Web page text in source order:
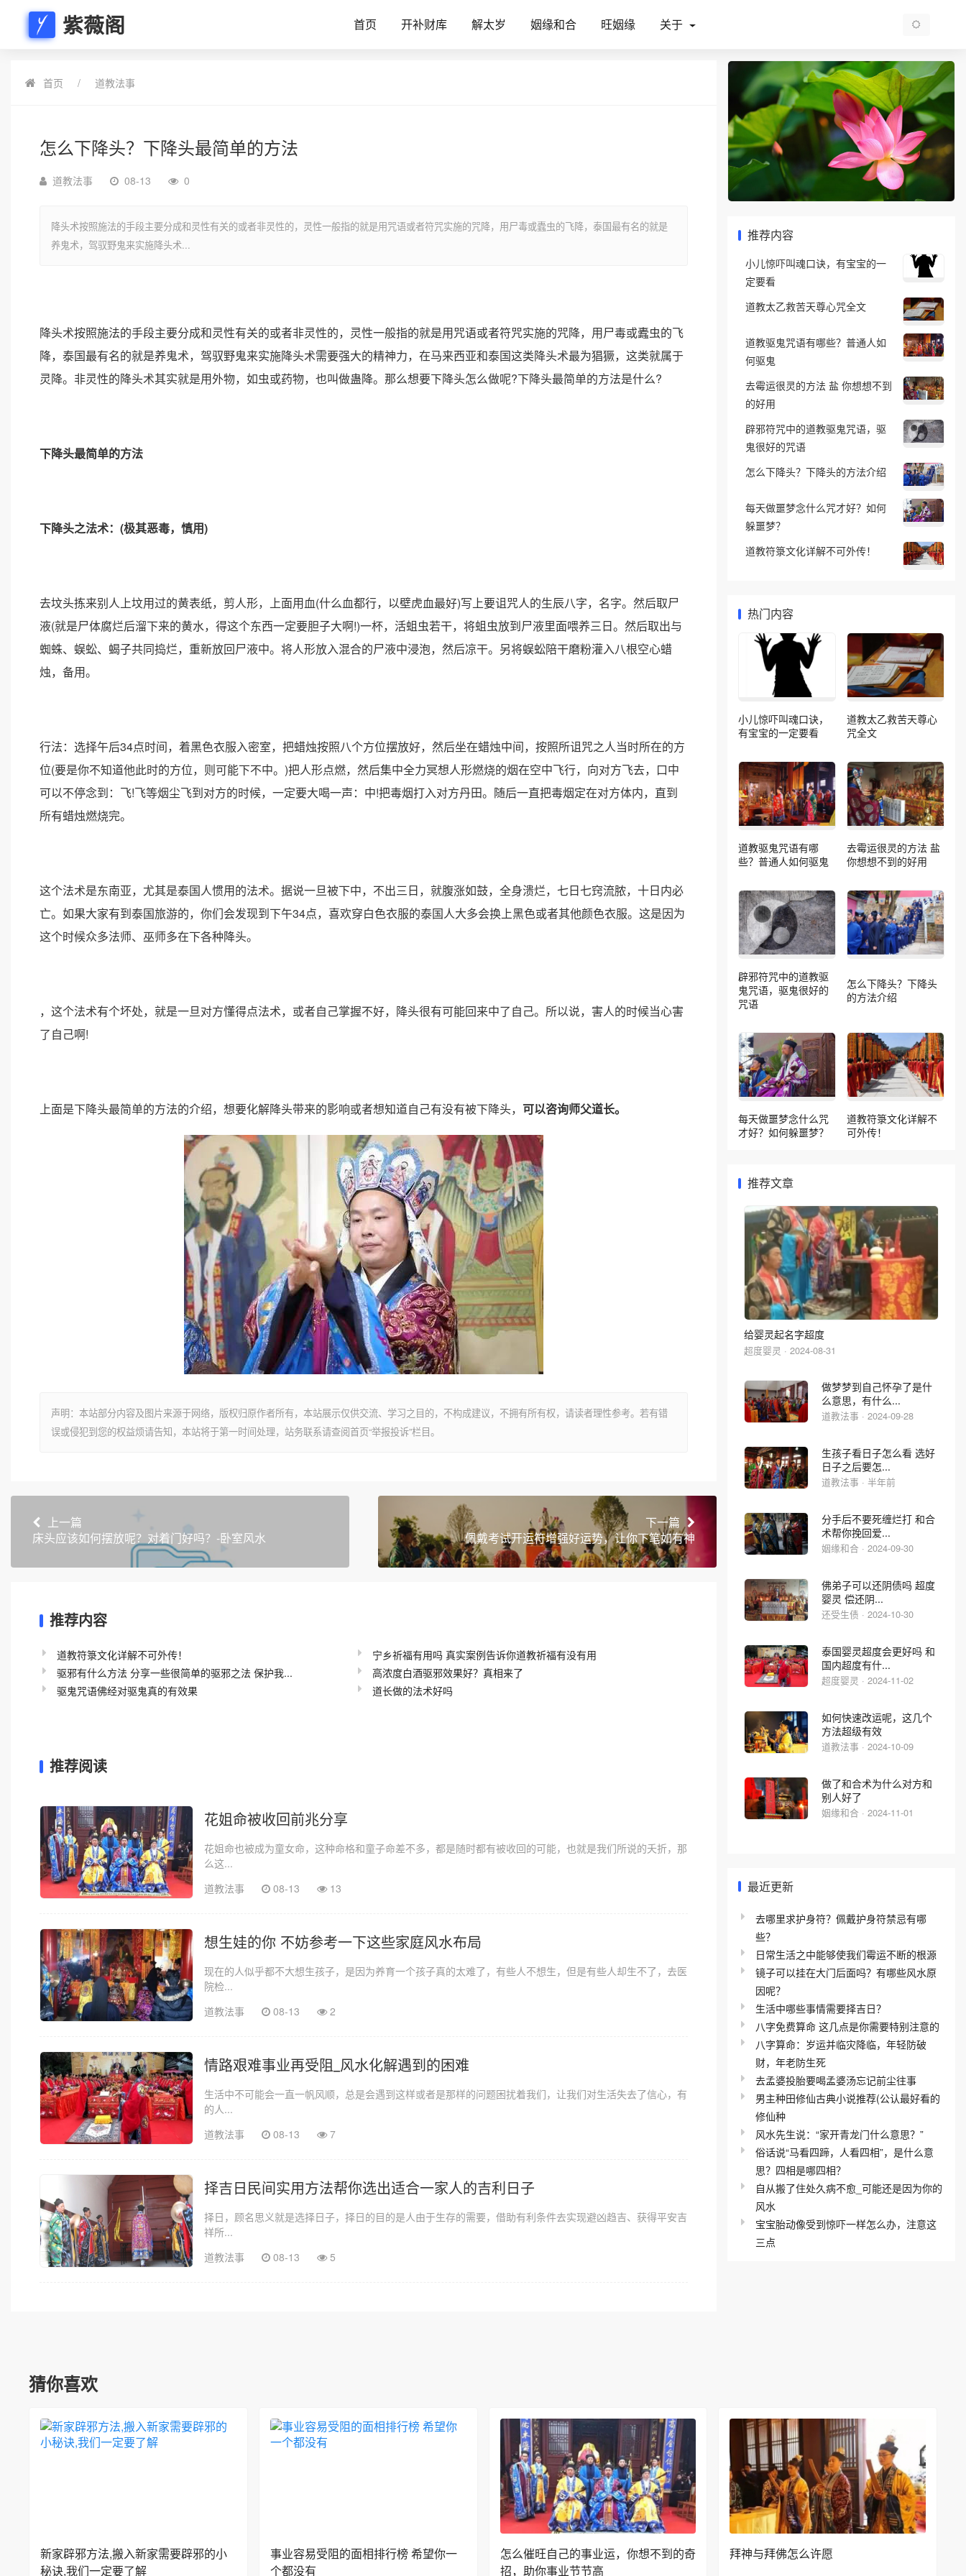
紫薇阁 首页 开补财库 解太岁 姻缘和合 旺姻缘 关于
首页 道教法事
怎么下降头？下降头最简单的方法
道教法事 08-13 0
降头术按照施法的手段主要分成和灵性有关的或者非灵性的，灵性一般指的就是用咒语或者符咒实施的咒降，用尸毒或蠹虫的飞降，泰国最有名的就是
养鬼术，驾驭野鬼来实施降头术...
降头术按照施法的手段主要分成和灵性有关的或者非灵性的，灵性一般指的就是用咒语或者符咒实施的咒降，用尸毒或蠹虫的飞
降，泰国最有名的就是养鬼术，驾驭野鬼来实施降头术需要强大的精神力，在马来西亚和泰国这类降头术最为猖獗，这类就属于
灵降。非灵性的降头术其实就是用外物，如虫或药物，也叫做蛊降。那么想要下降头怎么做呢?下降头最简单的方法是什么?
下降头最简单的方法
下降头之法术：(极其恶毒，慎用)
去坟头拣来别人上坟用过的黄表纸，剪人形，上面用血(什么血都行，以壁虎血最好)写上要诅咒人的生辰八字，名字。然后取尸
液(就是尸体腐烂后溜下来的黄水，得这个东西一定要胆子大啊!)一杯，活蛆虫若干，将蛆虫放到尸液里面喂养三日。然后取出与
蜘蛛、蜈蚣、蝎子共同捣烂，重新放回尸液中。将人形放入混合的尸液中浸泡，然后凉干。另将蜈蚣陪干磨粉灌入八根空心蜡
烛，备用。
行法：选择午后34点时间，着黑色衣服入密室，把蜡烛按照八个方位摆放好，然后坐在蜡烛中间，按照所诅咒之人当时所在的方
位(要是你不知道他此时的方位，则可能下不中。)把人形点燃，然后集中全力冥想人形燃烧的烟在空中飞行，向对方飞去，口中
可以不停念到：飞!飞等烟尘飞到对方的时候，一定要大喝一声：中!把毒烟打入对方丹田。随后一直把毒烟定在对方体内，直到
所有蜡烛燃烧完。
这个法术是东南亚，尤其是泰国人惯用的法术。据说一旦被下中，不出三日，就腹涨如鼓，全身溃烂，七日七窍流脓，十日内必
亡。如果大家有到泰国旅游的，你们会发现到下午34点，喜欢穿白色衣服的泰国人大多会换上黑色或者其他颜色衣服。这是因为
这个时候众多法师、巫师多在下各种降头。
，这个法术有个坏处，就是一旦对方懂得点法术，或者自己掌握不好，降头很有可能回来中了自己。所以说，害人的时候当心害
了自己啊!
上面是下降头最简单的方法的介绍，想要化解降头带来的影响或者想知道自己有没有被下降头， 可以咨询师父道长。
声明：本站部分内容及图片来源于网络，版权归原作者所有，本站展示仅供交流、学习之目的，不构成建议，不拥有所有权，请读者理性参考。若有错
误或侵犯到您的权益烦请告知，本站将于第一时间处理，站务联系请查阅首页“举报投诉”栏目。
上一篇
床头应该如何摆放呢？对着门好吗？-卧室风水
下一篇
佩戴考试开运符增强好运势，让你下笔如有神
推荐内容
道教符箓文化详解不可外传！
宁乡祈福有用吗 真实案例告诉你道教祈福有没有用
驱邪有什么方法 分享一些很简单的驱邪之法 保护我...
高浓度白酒驱邪效果好？真相来了
驱鬼咒语佛经对驱鬼真的有效果
道长做的法术好吗
推荐阅读
花姐命被收回前兆分享
花姐命也被成为童女命，这种命格和童子命差不多，都是随时都有被收回的可能，也就是我们所说的夭折，那
么这...
道教法事
08-13 13
想生娃的你 不妨参考一下这些家庭风水布局
现在的人似乎都不大想生孩子，是因为养育一个孩子真的太难了，有些人不想生，但是有些人却生不了，去医
院检...
道教法事
08-13 2
情路艰难事业再受阻_风水化解遇到的困难
生活中不可能会一直一帆风顺，总是会遇到这样或者是那样的问题困扰着我们，让我们对生活失去了信心，有
的人...
道教法事
08-13 7
择吉日民间实用方法帮你选出适合一家人的吉利日子
择日，顾名思义就是选择日子，择日的目的是人由于生存的需要，借助有利条件去实现避凶趋吉、获得平安吉
祥所...
道教法事
08-13 5
推荐内容
小儿惊吓叫魂口诀，有宝宝的一
定要看
道教太乙救苦天尊心咒全文
道教驱鬼咒语有哪些？普通人如
何驱鬼
去霉运很灵的方法 盐 你想想不到
的好用
辟邪符咒中的道教驱鬼咒语，驱
鬼很好的咒语
怎么下降头？下降头的方法介绍
每天做噩梦念什么咒才好？如何
躲噩梦？
道教符箓文化详解不可外传！
热门内容
小儿惊吓叫魂口诀，
有宝宝的一定要看
道教太乙救苦天尊心
咒全文
道教驱鬼咒语有哪
些？普通人如何驱鬼
去霉运很灵的方法 盐
你想想不到的好用
辟邪符咒中的道教驱
鬼咒语，驱鬼很好的
咒语
怎么下降头？下降头
的方法介绍
每天做噩梦念什么咒
才好？如何躲噩梦？
道教符箓文化详解不
可外传！
推荐文章
给婴灵起名字超度
超度婴灵 · 2024-08-31
做梦梦到自己怀孕了是什
么意思，有什么...
道教法事 · 2024-09-28
生孩子看日子怎么看 选好
日子之后要怎...
道教法事 · 半年前
分手后不要死缠烂打 和合
术帮你挽回爱...
姻缘和合 · 2024-09-30
佛弟子可以还阴债吗 超度
婴灵 偿还阴...
还受生债 · 2024-10-30
泰国婴灵超度会更好吗 和
国内超度有什...
超度婴灵 · 2024-11-02
如何快速改运呢，这几个
方法超级有效
道教法事 · 2024-10-09
做了和合术为什么对方和
别人好了
姻缘和合 · 2024-11-01
最近更新
去哪里求护身符？佩戴护身符禁忌有哪
些？
日常生活之中能够使我们霉运不断的根源
镜子可以挂在大门后面吗？有哪些风水原
因呢？
生活中哪些事情需要择吉日？
八字免费算命 这几点是你需要特别注意的
八字算命：岁运并临灾降临，年轻防破
财，年老防生死
去孟婆投胎要喝孟婆汤忘记前尘往事
男主种田修仙古典小说推荐(公认最好看的
修仙种
风水先生说：“家开青龙门什么意思？”
俗话说“马看四蹄，人看四相”，是什么意
思？四相是哪四相？
自从搬了住处久病不愈_可能还是因为你的
风水
宝宝胎动像受到惊吓一样怎么办，注意这
三点
猜你喜欢
新家辟邪方法,搬入新家需要辟邪的小
秘诀,我们一定要了解
事业容易受阻的面相排行榜 希望你一
个都没有
怎么催旺自己的事业运，你想不到的奇
招，助你事业节节高
拜神与拜佛怎么许愿